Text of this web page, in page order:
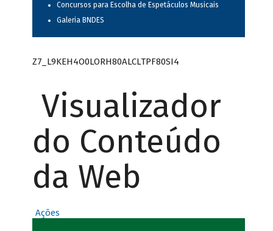
Concursos para Escolha de Espetáculos Musicais
Galeria BNDES
Z7_L9KEH4O0LORH80ALCLTPF80SI4
Visualizador
do Conteúdo
da Web
Ações